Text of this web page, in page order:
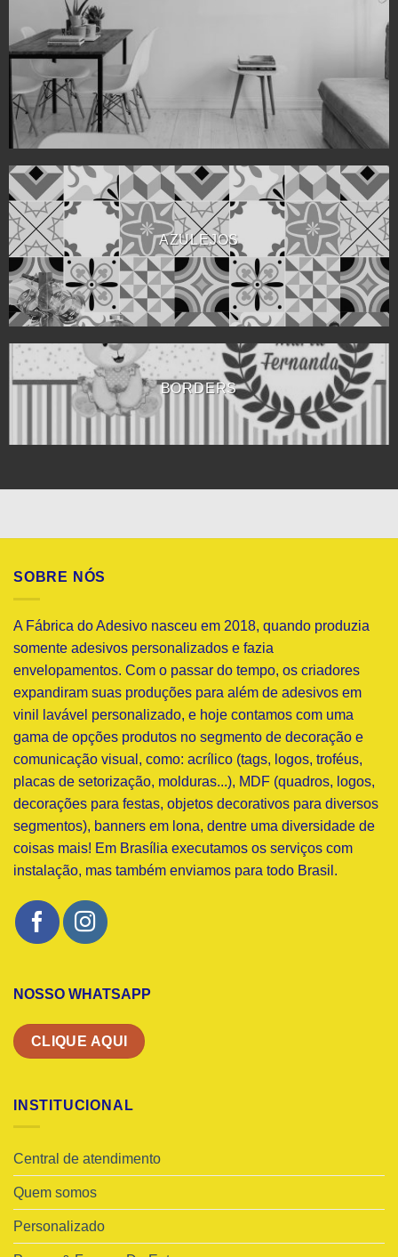
AZULEJOS
BORDERS
SOBRE NÓS
A Fábrica do Adesivo nasceu em 2018, quando produzia
somente adesivos personalizados e fazia
envelopamentos. Com o passar do tempo, os criadores
expandiram suas produções para além de adesivos em
vinil lavável personalizado, e hoje contamos com uma
gama de opções produtos no segmento de decoração e
comunicação visual, como: acrílico (tags, logos, troféus,
placas de setorização, molduras...), MDF (quadros, logos,
decorações para festas, objetos decorativos para diversos
segmentos), banners em lona, dentre uma diversidade de
coisas mais! Em Brasília executamos os serviços com
instalação, mas também enviamos para todo Brasil.
NOSSO WHATSAPP
CLIQUE AQUI
INSTITUCIONAL
Central de atendimento
Quem somos
Personalizado